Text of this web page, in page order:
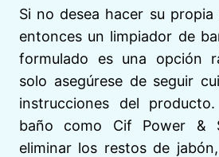
Si no desea hacer su propia
entonces un limpiador de
formulado es una opción
solo asegúrese de seguir
instrucciones del
baño como Cif Power &
eliminar los restos de